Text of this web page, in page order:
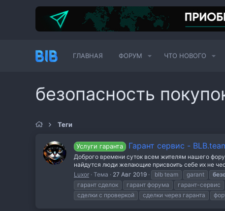
ГЛАВНАЯ ФОРУМ ЧТО НОВОГО
безопасность
Теги
Услуги гаранта Гарант сервис -
Доброго времени суток всем жителям нашего
найдутся люди желающие присвоить себе их не
Luxor Тема 27 Авг 2019 blb team garant
гарант сделок
гарант форума гарант-сервис
сделки с проверкой
сделки через гаранта